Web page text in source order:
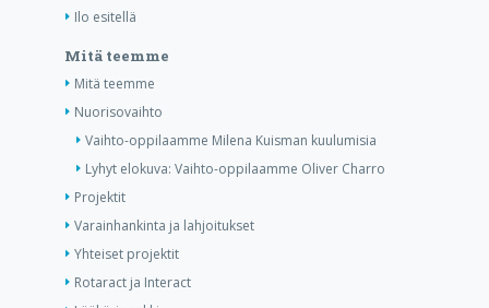
Ilo esitellä
Mitä teemme
Mitä teemme
Nuorisovaihto
Vaihto-oppilaamme Milena Kuisman kuulumisia
Lyhyt elokuva: Vaihto-oppilaamme Oliver Charro
Projektit
Varainhankinta ja lahjoitukset
Yhteiset projektit
Rotaract ja Interact